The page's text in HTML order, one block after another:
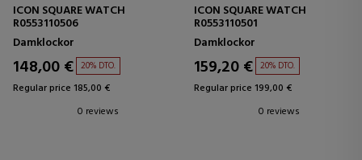
ICON SQUARE WATCH
R0553110506
Damklockor
148,00 € 20% DTO.
Regular price 185,00 €
0 reviews
ICON SQUARE WATCH
R0553110501
Damklockor
159,20 € 20% DTO.
Regular price 199,00 €
0 reviews